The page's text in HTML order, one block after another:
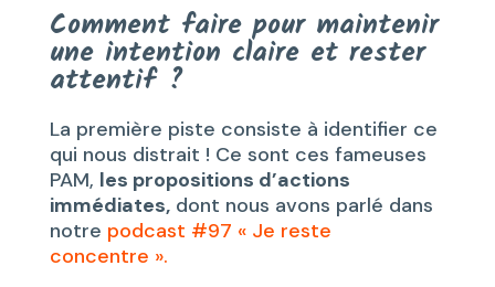
Comment faire pour maintenir
une intention claire et rester
attentif ?
La première piste consiste à identifier ce
qui nous distrait ! Ce sont ces fameuses
PAM, les propositions d’actions
immédiates,dont nous avons parlé dans
notre podcast #97 « Je reste
concentre ».